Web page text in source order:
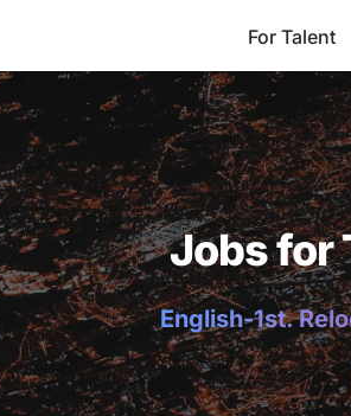
For Talent
Jobs for
English-1st.